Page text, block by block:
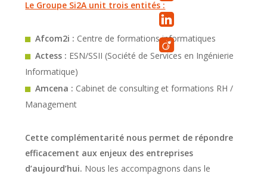
Le Groupe Si2A unit trois entités :
Afcom2i : Centre de formations informatiques
Actess : ESN/SSII (Société de Services en Ingénierie
Informatique)
Amcena : Cabinet de consulting et formations RH /
Management
Cette complémentarité nous permet de répondre
efficacement aux enjeux des entreprises
d’aujourd’hui. Nous les accompagnons dans le